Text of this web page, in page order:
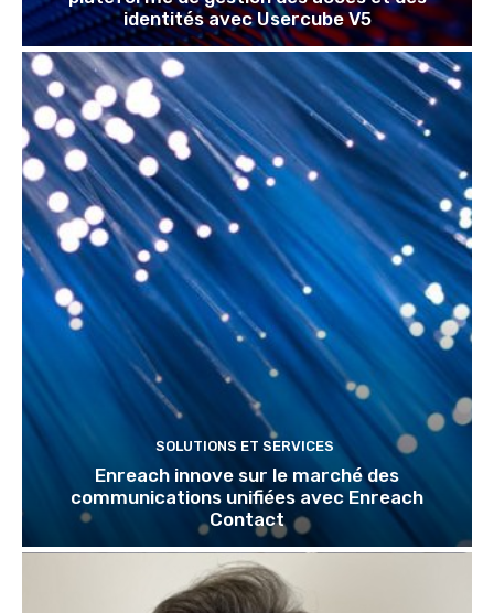
identités avec Usercube V5
SOLUTIONS ET SERVICES
Enreach innove sur le marché des
communications unifiées avec Enreach
Contact